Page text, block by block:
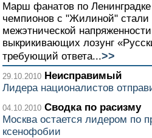
Марш фанатов по
чемпионов с "Жилиной"
межэтнической
выкрикивающих лозунг
требующий ответа...>>
29.10.2010 Неисправимый
Лидера националистов
04.10.2010 Сводка по расизму
Москва остается лидером по
ксенофобии